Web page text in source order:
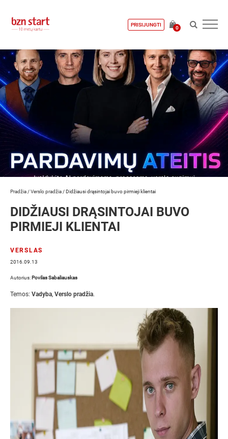
PRISIJUNGTI
0
Pradžia /Verslo pradžia /Didžiausi drąsintojai buvo pirmieji klientai
DIDŽIAUSI DRĄSINTOJAI BUVO
PIRMIEJI KLIENTAI
VERSLAS
2016.09.13
Autorius: Povilas Sabaliauskas
Temos: Vadyba, Verslo pradžia.